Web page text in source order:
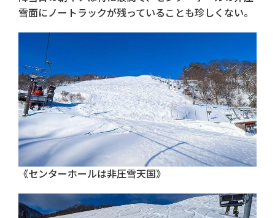
雪面にノートラックが残っていることも珍しくない。
《センターホールは非圧雪天国》